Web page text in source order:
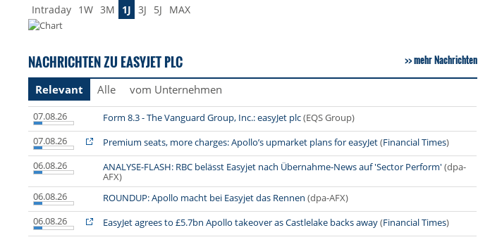
Intraday 1W 3M 1J 3J 5J MAX
NACHRICHTEN ZU EASYJET PLC mehr Nachrichten
Relevant Alle vom Unternehmen
07.08.26 Form 8.3 - The Vanguard Group, Inc.: easyJet plc(EQS Group)
07.08.26
Premium seats, more charges: Apollo’s upmarket plans for easyJet(Financial Times)
06.08.26
ANALYSE-FLASH: RBC belässt Easyjet nach Übernahme-News auf 'Sector Perform' (dpa-
AFX)
06.08.26
ROUNDUP: Apollo macht bei Easyjet das Rennen (dpa-AFX)
06.08.26
EasyJet agrees to £5.7bn Apollo takeover as Castlelake backs away(Financial Times)